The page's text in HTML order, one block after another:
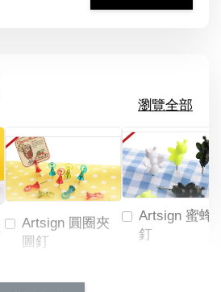
瀏覽全部
Artsign 圓圈夾
圖釘
Artsign 蜜蜂
釘